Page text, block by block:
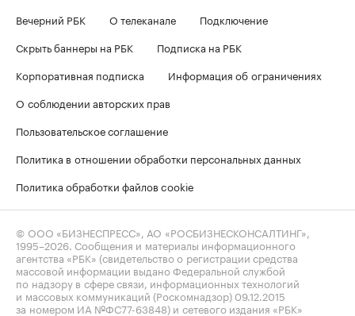
Вечерний РБК
О телеканале
Подключение
Скрыть баннеры на РБК
Подписка на РБК
Корпоративная подписка
Информация об ограничениях
О соблюдении авторских прав
Пользовательское соглашение
Политика в отношении обработки персональных данных
Политика обработки файлов cookie
© ООО «БИЗНЕСПРЕСС», АО «РОСБИЗНЕСКОНСАЛТИНГ»,
1995–2026 . Сообщения и материалы информационного
агентства «РБК» (свидетельство о регистрации средства
массовой информации выдано Федеральной службой
по надзору в сфере связи, информационных технологий
и массовых коммуникаций (Роскомнадзор) 09.12.2015
за номером ИА №ФС77-63848) и сетевого издания «РБК»